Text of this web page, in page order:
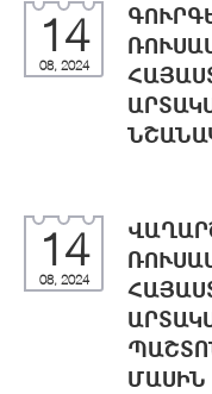
14
08, 2024
14
08, 2024
ՄԱՍԻՆ